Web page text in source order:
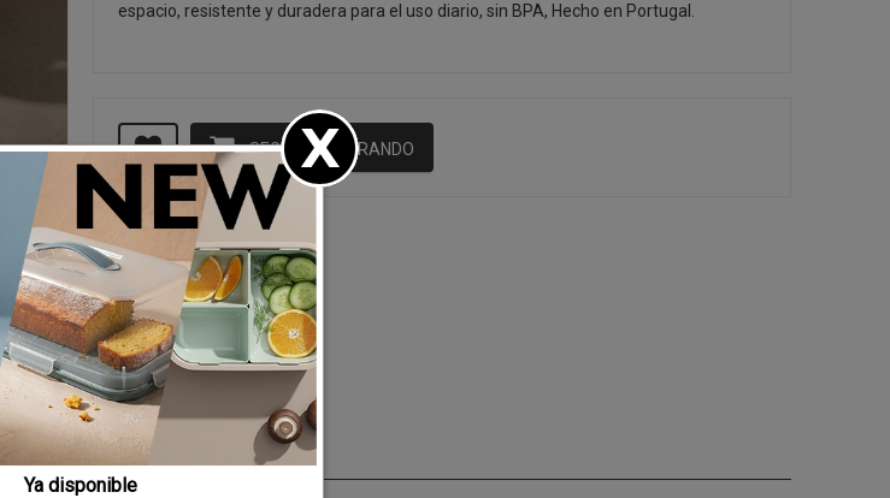
espacio, resistente y duradera para el uso diario, sin BPA, Hecho en Portugal.
SEGUIR COMPRANDO
Ya disponible